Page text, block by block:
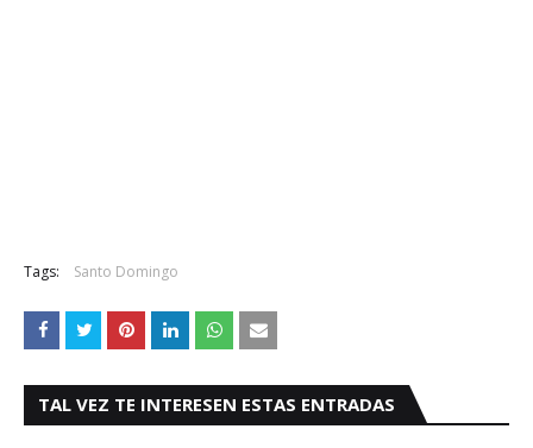
Tags: Santo Domingo
TAL VEZ TE INTERESEN ESTAS ENTRADAS